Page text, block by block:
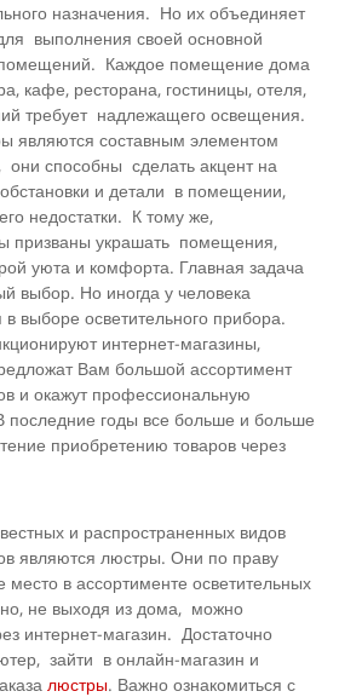
назначения. Но их объединяет
выполнения своей основной
Каждое помещение дома
кафе, ресторана, гостиницы, отеля,
требует надлежащего освещения.
являются составным элементом
способны сделать акцент на
и детали в помещении,
недостатки. К тому же,
призваны украшать помещения,
уюта и комфорта. Главная задача
выбор. Но иногда у человека
в выборе осветительного прибора.
интернет-магазины,
Вам большой ассортимент
и окажут профессиональную
годы все больше и больше
приобретению товаров через
и распространенных видов
являются люстры. Они по праву
в ассортименте осветительных
не выходя из дома, можно
интернет-магазин. Достаточно
зайти в онлайн-магазин и
люстры. Важно ознакомиться с